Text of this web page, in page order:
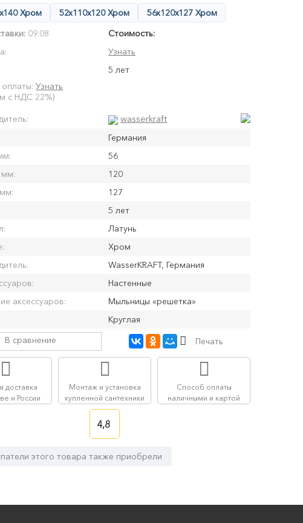
Хром
52x110x120 Хром
56x120x127 Хром
09.08
Стоимость:
Узнать
5 лет
Узнать
с НДС 22%)
wasserkraft
Германия
56
120
127
5 лет
Латунь
Хром
WasserKRAFT, Германия
Настенные
аксессуаров:
Мыльницы «решетка»
Круглая
В сравнение
Печать
доставка
и России
Монтаж и установка
купленной сантехники
Способ оплаты
наличными и картой
4,8
этого товара также приобрели